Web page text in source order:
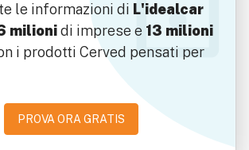
le informazioni di L'idealcar
milionidi imprese e 13 milioni
i prodotti Cerved pensati per
PROVA ORA GRATIS